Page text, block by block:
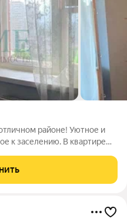
районе! Уютное и
к заселению. В квартире
планировка. Приглашаем к